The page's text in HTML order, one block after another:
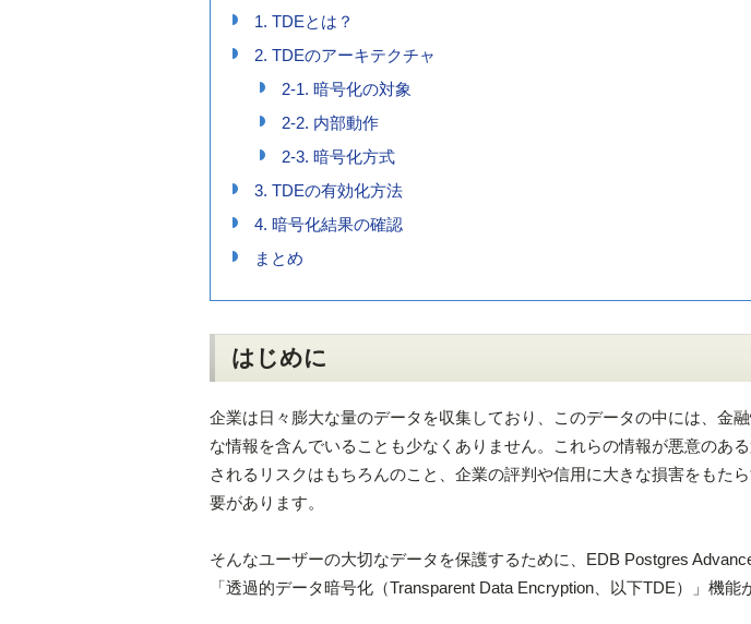
1. TDEとは？
2. TDEのアーキテクチャ
2-1. 暗号化の対象
2-2. 内部動作
2-3. 暗号化方式
3. TDEの有効化方法
4. 暗号化結果の確認
まとめ
はじめに
企業は日々膨大な量のデータを収集しており、このデータの中には、金
な情報を含んでいることも少なくありません。これらの情報が悪意のあ
されるリスクはもちろんのこと、企業の評判や信用に大きな損害をもた
要があります。
そんなユーザーの大切なデータを保護するために、EDB Postgres
「透過的データ暗号化（Transparent Data Encryption、以下TDE）」機能